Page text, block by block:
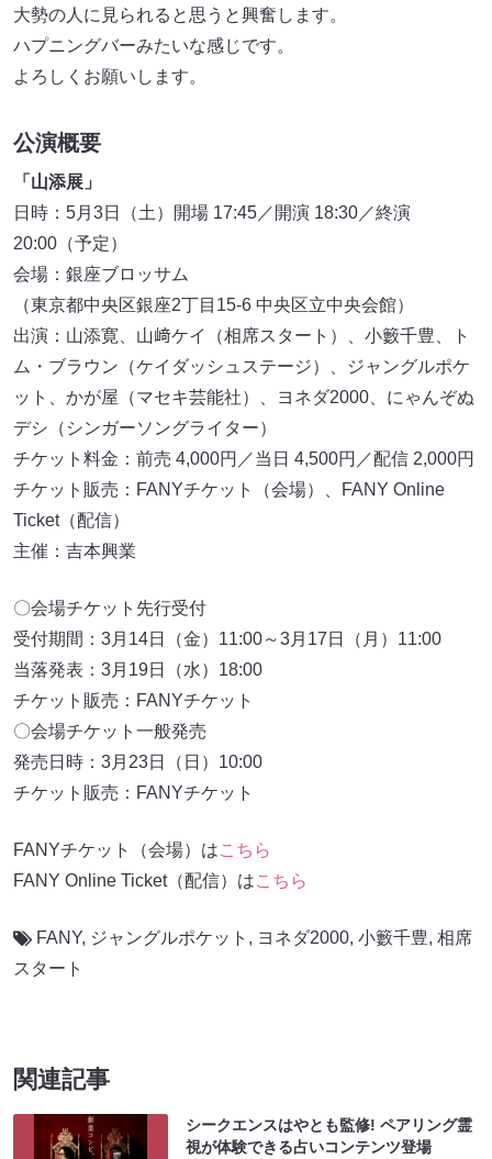
大勢の人に見られると思うと興奮します。
ハプニングバーみたいな感じです。
よろしくお願いします。
公演概要
「山添展」
日時：5月3日（土）開場 17:45／開演 18:30／終演
20:00（予定）
会場：銀座ブロッサム
（東京都中央区銀座2丁目15-6 中央区立中央会館）
出演：山添寛、山﨑ケイ（相席スタート）、小籔千豊、ト
ム・ブラウン（ケイダッシュステージ）、ジャングルポケ
ット、かが屋（マセキ芸能社）、ヨネダ2000、にゃんぞぬ
デシ（シンガーソングライター）
チケット料金：前売 4,000円／当日 4,500円／配信 2,000円
チケット販売：FANYチケット（会場）、FANY Online
Ticket（配信）
主催：吉本興業
〇会場チケット先行受付
受付期間：3月14日（金）11:00～3月17日（月）11:00
当落発表：3月19日（水）18:00
チケット販売：FANYチケット
〇会場チケット一般発売
発売日時：3月23日（日）10:00
チケット販売：FANYチケット
FANYチケット（会場）はこちら
FANY Online Ticket（配信）はこちら
FANY, ジャングルポケット , ヨネダ2000, 小籔千豊, 相席
スタート
関連記事
シークエンスはやとも監修! ペアリング霊
視が体験できる占いコンテンツ登場